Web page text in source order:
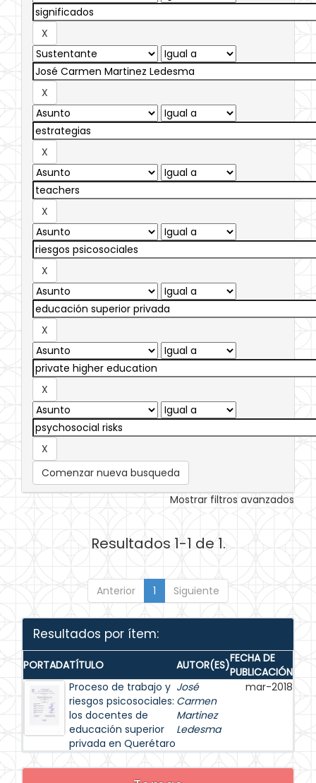
Comenzar nueva busqueda
Mostrar filtros avanzados
Resultados 1-1 de 1.
Anterior 1 Siguiente
Resultados por ítem:
PORTADATÍTULO AUTOR(ES)FECHA DE
PUBLICACIÓN
Proceso de trabajo y
riesgos psicosociales:
los docentes de
educación superior
privada en Querétaro
José
Carmen
Martinez
Ledesma
mar-2018